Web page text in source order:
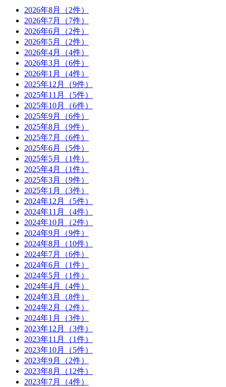
2026年8月（2件）
2026年7月（7件）
2026年6月（2件）
2026年5月（2件）
2026年4月（4件）
2026年3月（6件）
2026年1月（4件）
2025年12月（9件）
2025年11月（5件）
2025年10月（6件）
2025年9月（6件）
2025年8月（9件）
2025年7月（6件）
2025年6月（5件）
2025年5月（1件）
2025年4月（1件）
2025年3月（9件）
2025年1月（3件）
2024年12月（5件）
2024年11月（4件）
2024年10月（2件）
2024年9月（9件）
2024年8月（10件）
2024年7月（6件）
2024年6月（1件）
2024年5月（1件）
2024年4月（4件）
2024年3月（8件）
2024年2月（2件）
2024年1月（3件）
2023年12月（3件）
2023年11月（1件）
2023年10月（5件）
2023年9月（2件）
2023年8月（12件）
2023年7月（4件）